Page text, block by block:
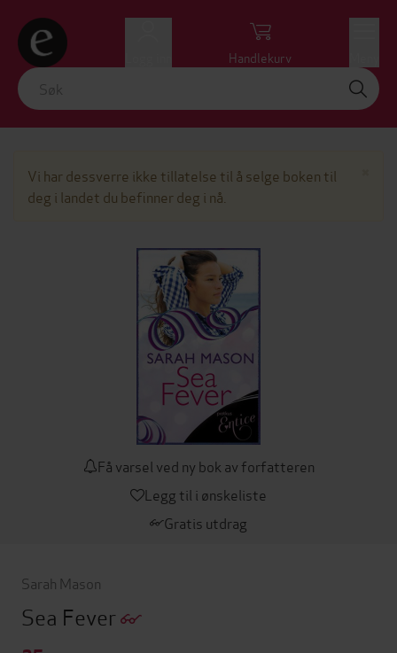
Handlekurv
Vi har dessverre ikke tillatelse til å selge boken til
deg i landet du befinner deg i nå.
Få varsel ved ny bok av forfatteren
Legg til i ønskeliste
Gratis utdrag
Sarah Mason
Sea Fever